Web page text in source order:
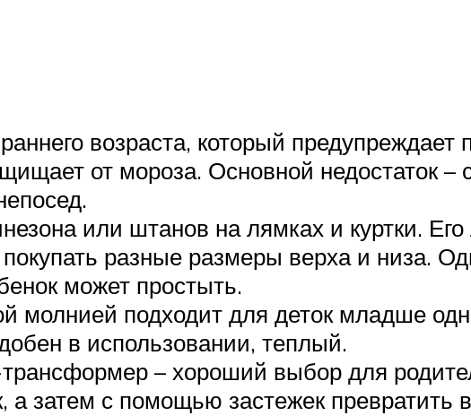
возраста, который предупреждает
от мороза. Основной недостаток –
или штанов на лямках и куртки. Его
разные размеры верха и низа.
может простыть.
молнией подходит для деток младше
в использовании, теплый.
– хороший выбор для
затем с помощью застежек превратить